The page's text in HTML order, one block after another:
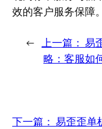
效的客户服务保障。
← 上一篇： 易
略：客服如
下一篇： 易歪歪单